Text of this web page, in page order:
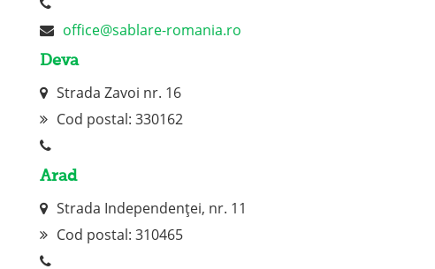
office@sablare-romania.ro
Deva
Strada Zavoi nr. 16
Cod postal: 330162
Arad
Strada Independenței, nr. 11
Cod postal: 310465